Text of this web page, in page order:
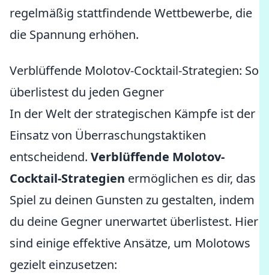
regelmäßig stattfindende Wettbewerbe, die
die Spannung erhöhen.
Verblüffende Molotov-Cocktail-Strategien: So
überlistest du jeden Gegner
In der Welt der strategischen Kämpfe ist der
Einsatz von Überraschungstaktiken
entscheidend. Verblüffende Molotov-
Cocktail-Strategien ermöglichen es dir, das
Spiel zu deinen Gunsten zu gestalten, indem
du deine Gegner unerwartet überlistest. Hier
sind einige effektive Ansätze, um Molotows
gezielt einzusetzen: